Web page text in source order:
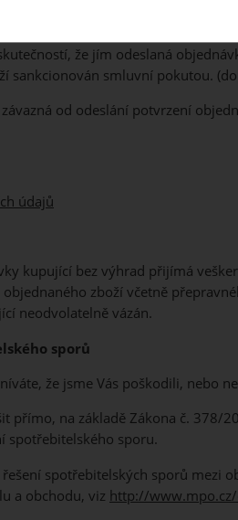
že jím odeslaná
sankcionován smluvní pokutou.
od odeslání potvrzení
údajů
kupující bez výhrad přijímá
zboží včetně
neodvolatelně vázán.
sporů
že jsme Vás poškodili, nebo
přímo, na základě Zákona č.
spotřebitelského sporu.
spotřebitelských sporů mezi
a obchodu, viz http://